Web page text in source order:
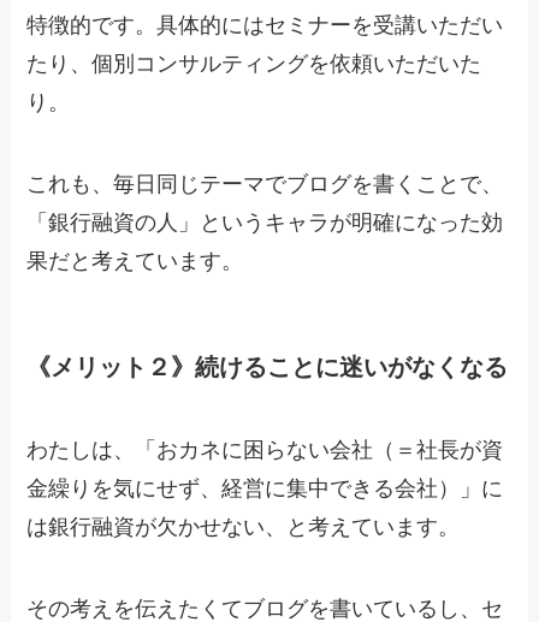
特徴的です。具体的にはセミナーを受講いただい
たり、個別コンサルティングを依頼いただいた
り。
これも、毎日同じテーマでブログを書くことで、
「銀行融資の人」というキャラが明確になった効
果だと考えています。
《メリット２》続けることに迷いがなくなる
わたしは、「おカネに困らない会社（＝社長が資
金繰りを気にせず、経営に集中できる会社）」に
は銀行融資が欠かせない、と考えています。
その考えを伝えたくてブログを書いているし、セ